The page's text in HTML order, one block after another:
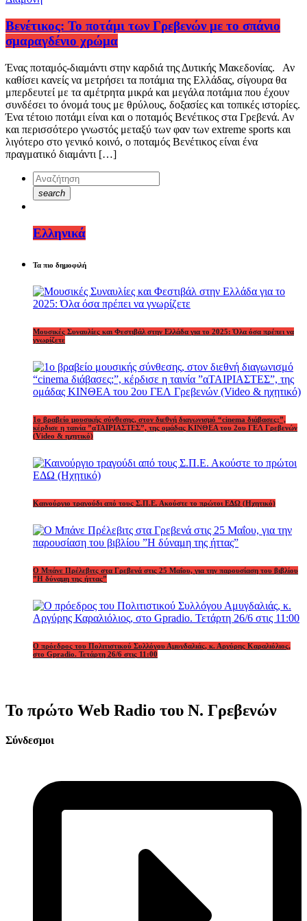
Βενέτικος: Το ποτάμι των Γρεβενών με το σπάνιο
σμαραγδένιο χρώμα
Ένας ποταμός-διαμάντι στην καρδιά της Δυτικής Μακεδονίας. Αν
καθίσει κανείς να μετρήσει τα ποτάμια της Ελλάδας, σίγουρα θα
μπερδευτεί με τα αμέτρητα μικρά και μεγάλα ποτάμια που έχουν
συνδέσει το όνομά τους με θρύλους, δοξασίες και τοπικές ιστορίες.
Ένα τέτοιο ποτάμι είναι και ο ποταμός Βενέτικος στα Γρεβενά. Αν
και περισσότερο γνωστός μεταξύ των φαν των extreme sports και
λιγότερο στο γενικό κοινό, ο ποταμός Βενέτικος είναι ένα
πραγματικό διαμάντι […]
search
Ελληνικά
Τα πιο δημοφιλή
Μουσικές Συναυλίες και Φεστιβάλ στην Ελλάδα για το 2025: Όλα όσα πρέπει να
γνωρίζετε
1o βραβείο μουσικής σύνθεσης, στον διεθνή διαγωνισμό “cinema διάβασες;”,
κέρδισε η ταινία ”αΤΑΙΡΙΑΣΤΕΣ”, της ομάδας ΚΙΝΘΕΑ του 2ου ΓΕΛ Γρεβενών
(Video & ηχητικό)
Καινούργιο τραγούδι από τους Σ.Π.Ε. Ακούστε το πρώτοι ΕΔΩ (Ηχητικό)
Ο Μπάνε Πρέλεβιτς στα Γρεβενά στις 25 Μαΐου, για την παρουσίαση του βιβλίου
”Η δύναμη της ήττας”
Ο πρόεδρος του Πολιτιστικού Συλλόγου Αμυγδαλιάς, κ. Αργύρης Καραλιόλιος,
στο Gpradio. Τετάρτη 26/6 στις 11:00
Το πρώτο Web Radio του Ν. Γρεβενών
Σύνδεσμοι